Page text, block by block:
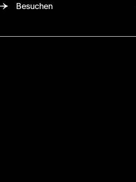
Besuchen